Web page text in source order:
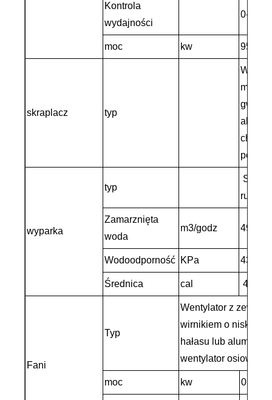
Kontrola
wydajności
0-25-
moc kw 95
skraplacz typ
wyparka
typ
rurka
Zamarznięta
woda
m3/godz 49
Wodoodporność KPa 43
Średnica cal 4
Fani
Typ
Wentylator z
wirnikiem o niskim
hałasu lub
wentylator osiowy
moc kw 0,78*8